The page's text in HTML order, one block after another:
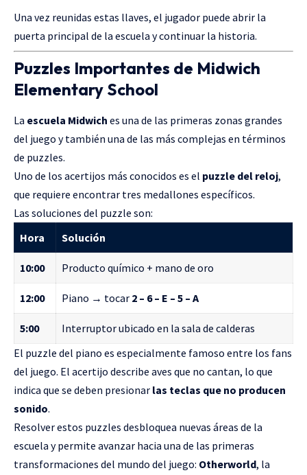
Una vez reunidas estas llaves, el jugador puede abrir la
puerta principal de la escuela y continuar la historia.
Puzzles Importantes de Midwich
Elementary School
La escuela Midwich es una de las primeras zonas grandes
del juego y también una de las más complejas en términos
de puzzles.
Uno de los acertijos más conocidos es el puzzle del reloj,
que requiere encontrar tres medallones específicos.
Las soluciones del puzzle son:
Hora
Solución
10:00 Producto químico + mano de oro
12:00 Piano → tocar 2 – 6 – E – 5 – A
5:00
Interruptor ubicado en la sala de calderas
El puzzle del piano es especialmente famoso entre los fans
del juego. El acertijo describe aves que no cantan, lo que
indica que se deben presionar las teclas que no producen
sonido.
Resolver estos puzzles desbloquea nuevas áreas de la
escuela y permite avanzar hacia una de las primeras
transformaciones del mundo del juego: Otherworld, la